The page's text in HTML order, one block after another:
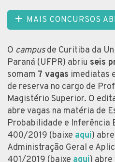
MAIS CONCURSOS
O campusde Curitiba da
Paraná (UFPR) abriu seis
somam 7 vagas imediatas
de reserva no cargo de
Magistério Superior. O
abre vagas na matéria de
Probabilidade e
400/2019 (baixe aqui)
Administração Geral e
401/2019 (baixe aqui)